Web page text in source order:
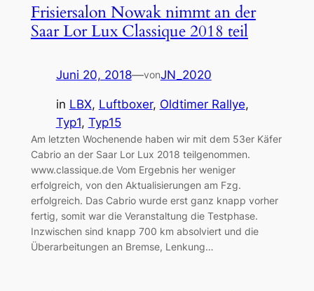
Frisiersalon Nowak nimmt an der
Saar Lor Lux Classique 2018 teil
Juni 20, 2018—vonJN_2020
in LBX, Luftboxer, Oldtimer Rallye
Typ1, Typ15
Am letzten Wochenende haben wir mit dem 53er Käfer
Cabrio an der Saar Lor Lux 2018 teilgenommen.
www.classique.de Vom Ergebnis her weniger
erfolgreich, von den Aktualisierungen am Fzg.
erfolgreich. Das Cabrio wurde erst ganz knapp vorher
fertig, somit war die Veranstaltung die Testphase.
Inzwischen sind knapp 700 km absolviert und die
Überarbeitungen an Bremse, Lenkung…